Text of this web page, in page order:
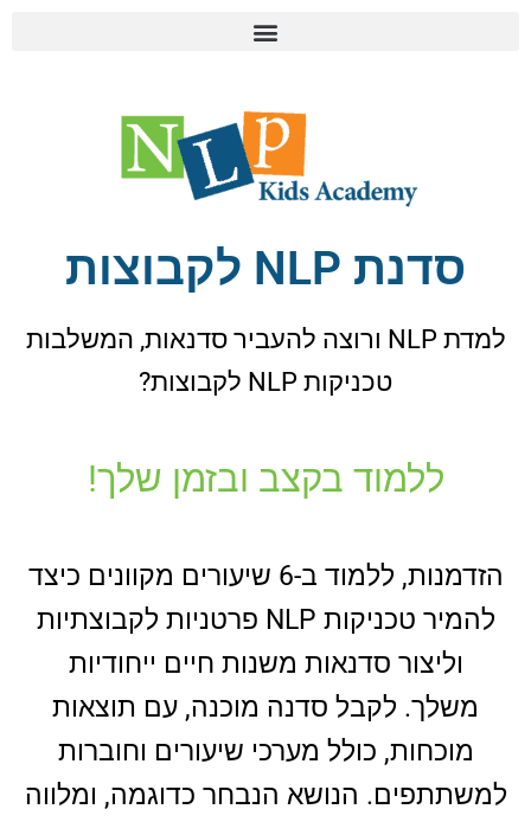
סדנת NLP לקבוצות
למדת NLP ורוצה להעביר סדנאות, המשלבות
טכניקות NLP לקבוצות?
ללמוד בקצב ובזמן שלך!
הזדמנות, ללמוד ב-6 שיעורים מקוונים כיצד
להמיר טכניקות NLP פרטניות לקבוצתיות
וליצור סדנאות משנות חיים ייחודיות
משלך. לקבל סדנה מוכנה, עם תוצאות
מוכחות, כולל מערכי שיעורים וחוברות
למשתתפים. הנושא הנבחר כדוגמה, ומלווה